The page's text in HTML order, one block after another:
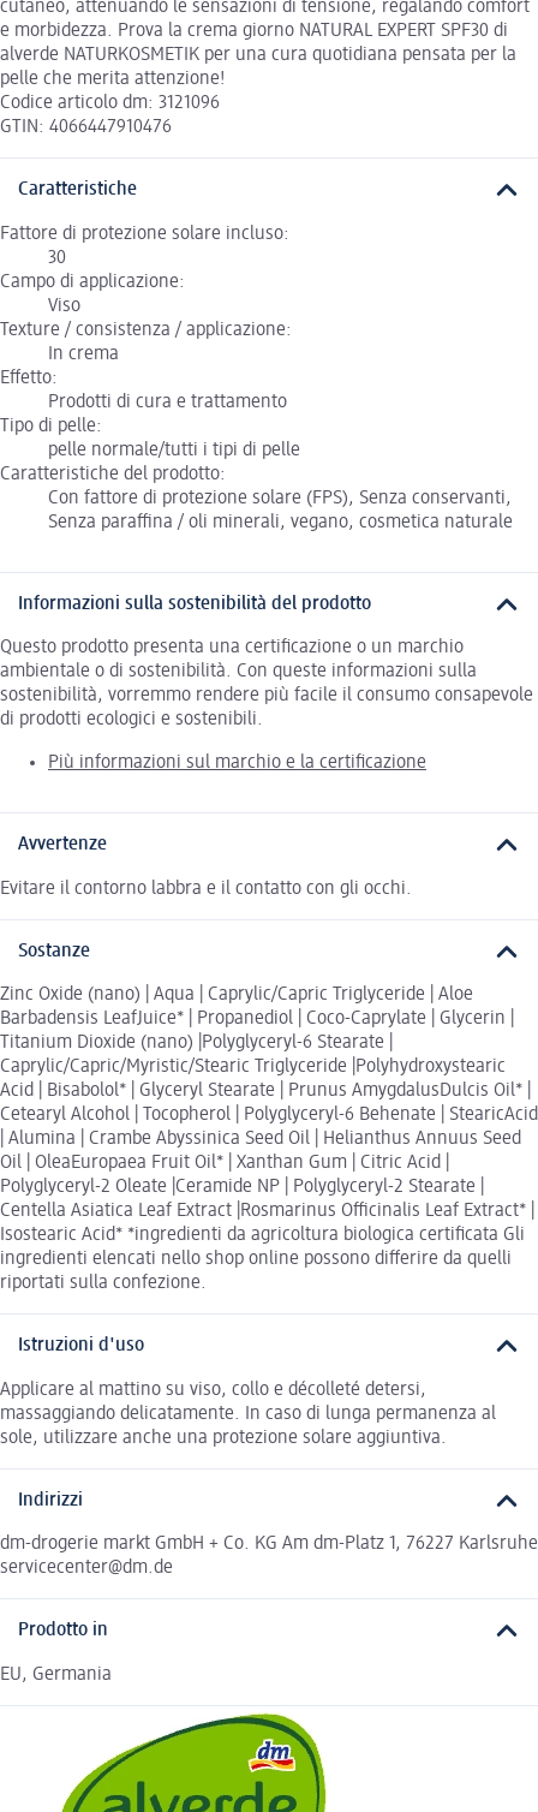
cutaneo, attenuando le sensazioni di tensione, regalando comfort
e morbidezza. Prova la crema giorno NATURAL EXPERT SPF30 di
alverde NATURKOSMETIK per una cura quotidiana pensata per la
pelle che merita attenzione!
Codice articolo dm: 3121096
GTIN: 4066447910476
Caratteristiche
Fattore di protezione solare incluso:
30
Campo di applicazione:
Viso
Texture / consistenza / applicazione:
In crema
Effetto:
Prodotti di cura e trattamento
Tipo di pelle:
pelle normale/tutti i tipi di pelle
Caratteristiche del prodotto:
Con fattore di protezione solare (FPS), Senza conservanti,
Senza paraffina / oli minerali, vegano, cosmetica naturale
Informazioni sulla sostenibilità del prodotto
Questo prodotto presenta una certificazione o un marchio
ambientale o di sostenibilità. Con queste informazioni sulla
sostenibilità, vorremmo rendere più facile il consumo consapevole
di prodotti ecologici e sostenibili.
Più informazioni sul marchio e la certificazione
Avvertenze
Evitare il contorno labbra e il contatto con gli occhi.
Sostanze
Zinc Oxide (nano) | Aqua | Caprylic/Capric Triglyceride | Aloe
Barbadensis LeafJuice* | Propanediol | Coco-Caprylate | Glycerin |
Titanium Dioxide (nano) |Polyglyceryl-6 Stearate |
Caprylic/Capric/Myristic/Stearic Triglyceride |Polyhydroxystearic
Acid | Bisabolol* | Glyceryl Stearate | Prunus AmygdalusDulcis Oil* |
Cetearyl Alcohol | Tocopherol | Polyglyceryl-6 Behenate | StearicAcid
| Alumina | Crambe Abyssinica Seed Oil | Helianthus Annuus Seed
Oil | OleaEuropaea Fruit Oil* | Xanthan Gum | Citric Acid |
Polyglyceryl-2 Oleate |Ceramide NP | Polyglyceryl-2 Stearate |
Centella Asiatica Leaf Extract |Rosmarinus Officinalis Leaf Extract* |
Isostearic Acid* *ingredienti da agricoltura biologica certificata Gli
ingredienti elencati nello shop online possono differire da quelli
riportati sulla confezione.
Istruzioni d'uso
Applicare al mattino su viso, collo e décolleté detersi,
massaggiando delicatamente. In caso di lunga permanenza al
sole, utilizzare anche una protezione solare aggiuntiva.
Indirizzi
dm-drogerie markt GmbH + Co. KG Am dm-Platz 1, 76227 Karlsruhe
servicecenter@dm.de
Prodotto in
EU, Germania